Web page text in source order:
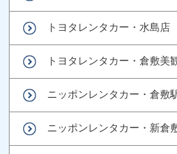
トヨタレンタカー・水島店
トヨタレンタカー・倉敷美
ニッポンレンタカー・倉敷
ニッポンレンタカー・新倉